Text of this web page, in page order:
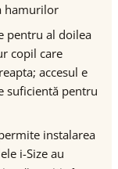
hamurilor
pentru al doilea
copil care
accesul e
suficientă pentru
instalarea
i-Size au